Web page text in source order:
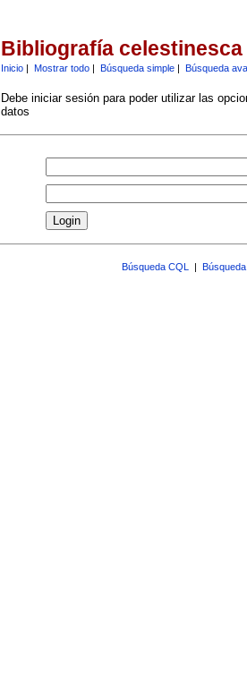
Bibliografía celestinesca
Inicio| Mostrar todo| Búsqueda simple| Búsqueda
Debe iniciar sesión para poder utilizar las
datos
Búsqueda CQL |